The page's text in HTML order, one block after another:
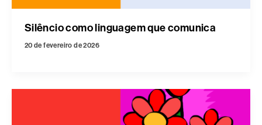
Silêncio como linguagem que comunica
20 de fevereiro de 2026